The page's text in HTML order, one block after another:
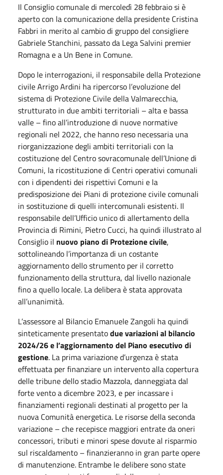
Il Consiglio comunale di mercoledì 28 febbraio si è
aperto con la comunicazione della presidente Cristina
Fabbri in merito al cambio di gruppo del consigliere
Gabriele Stanchini, passato da Lega Salvini premier
Romagna e a Un Bene in Comune.
Dopo le interrogazioni, il responsabile della Protezione
civile Arrigo Ardini ha ripercorso l’evoluzione del
sistema di Protezione Civile della Valmarecchia,
strutturato in due ambiti territoriali – alta e bassa
valle – fino all’introduzione di nuove normative
regionali nel 2022, che hanno reso necessaria una
riorganizzazione degli ambiti territoriali con la
costituzione del Centro sovracomunale dell’Unione di
Comuni, la ricostituzione di Centri operativi comunali
con i dipendenti dei rispettivi Comuni e la
predisposizione dei Piani di protezione civile comunali
in sostituzione di quelli intercomunali esistenti. Il
responsabile dell’Ufficio unico di allertamento della
Provincia di Rimini, Pietro Cucci, ha quindi illustrato al
Consiglio il nuovo piano di Protezione civile,
sottolineando l’importanza di un costante
aggiornamento dello strumento per il corretto
funzionamento della struttura, dal livello nazionale
fino a quello locale. La delibera è stata approvata
all’unanimità.
L’assessore al Bilancio Emanuele Zangoli ha quindi
sinteticamente presentatodue variazioni al bilancio
2024/26 e l’aggiornamento del Piano esecutivo di
gestione. La prima variazione d’urgenza è stata
effettuata per finanziare un intervento alla copertura
delle tribune dello stadio Mazzola, danneggiata dal
forte vento a dicembre 2023, e per incassare i
finanziamenti regionali destinati al progetto per la
nuova Comunità energetica. Le risorse della seconda
variazione – che recepisce maggiori entrate da oneri
concessori, tributi e minori spese dovute al risparmio
sul riscaldamento – finanzieranno in gran parte opere
di manutenzione. Entrambe le delibere sono state